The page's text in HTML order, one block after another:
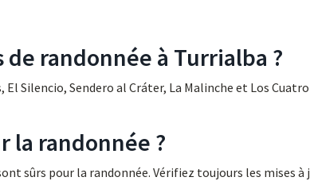
randonnée à Turrialba ?
Silencio, Sendero al Cráter, La Malinche et Los Cuatro
la randonnée ?
sûrs pour la randonnée. Vérifiez toujours les mises à